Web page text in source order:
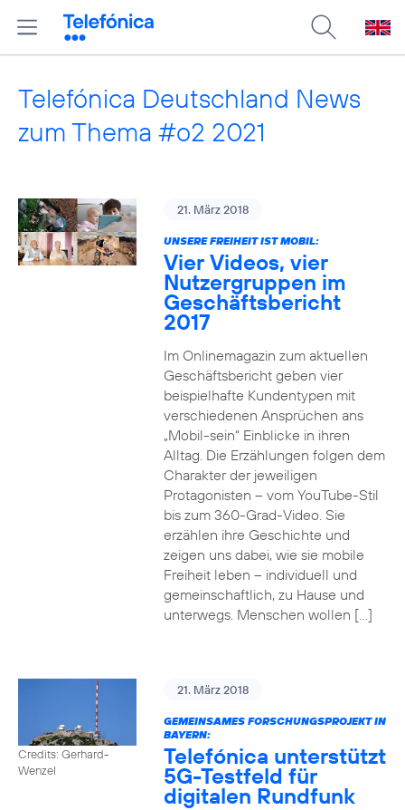
Telefónica Deutschland News
zum Thema #o2 2021
21. März 2018
UNSERE FREIHEIT IST MOBIL:
Vier Videos, vier
Nutzergruppen im
Geschäftsbericht
2017
Im Onlinemagazin zum aktuellen
Geschäftsbericht geben vier
beispielhafte Kundentypen mit
verschiedenen Ansprüchen ans
„Mobil-sein“ Einblicke in ihren
Alltag. Die Erzählungen folgen dem
Charakter der jeweiligen
Protagonisten – vom YouTube-Stil
bis zum 360-Grad-Video. Sie
erzählen ihre Geschichte und
zeigen uns dabei, wie sie mobile
Freiheit leben – individuell und
gemeinschaftlich, zu Hause und
unterwegs. Menschen wollen […]
Credits: Gerhard-
Wenzel
21. März 2018
GEMEINSAMES FORSCHUNGSPROJEKT IN
BAYERN:
Telefónica unterstützt
5G-Testfeld für
digitalen Rundfunk